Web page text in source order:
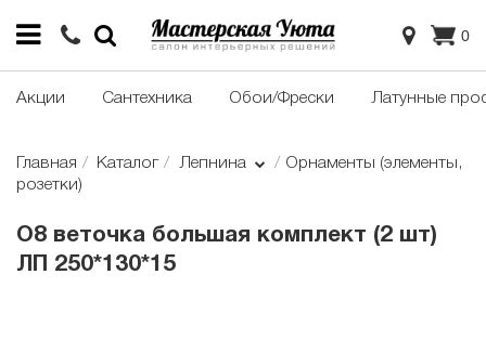
0
Акции Сантехника Обои/Фрески Латунные
Главная Каталог Лепнина
Орнаменты (элементы,
розетки)
О8 веточка большая комплект (2 шт)
ЛП 250*130*15